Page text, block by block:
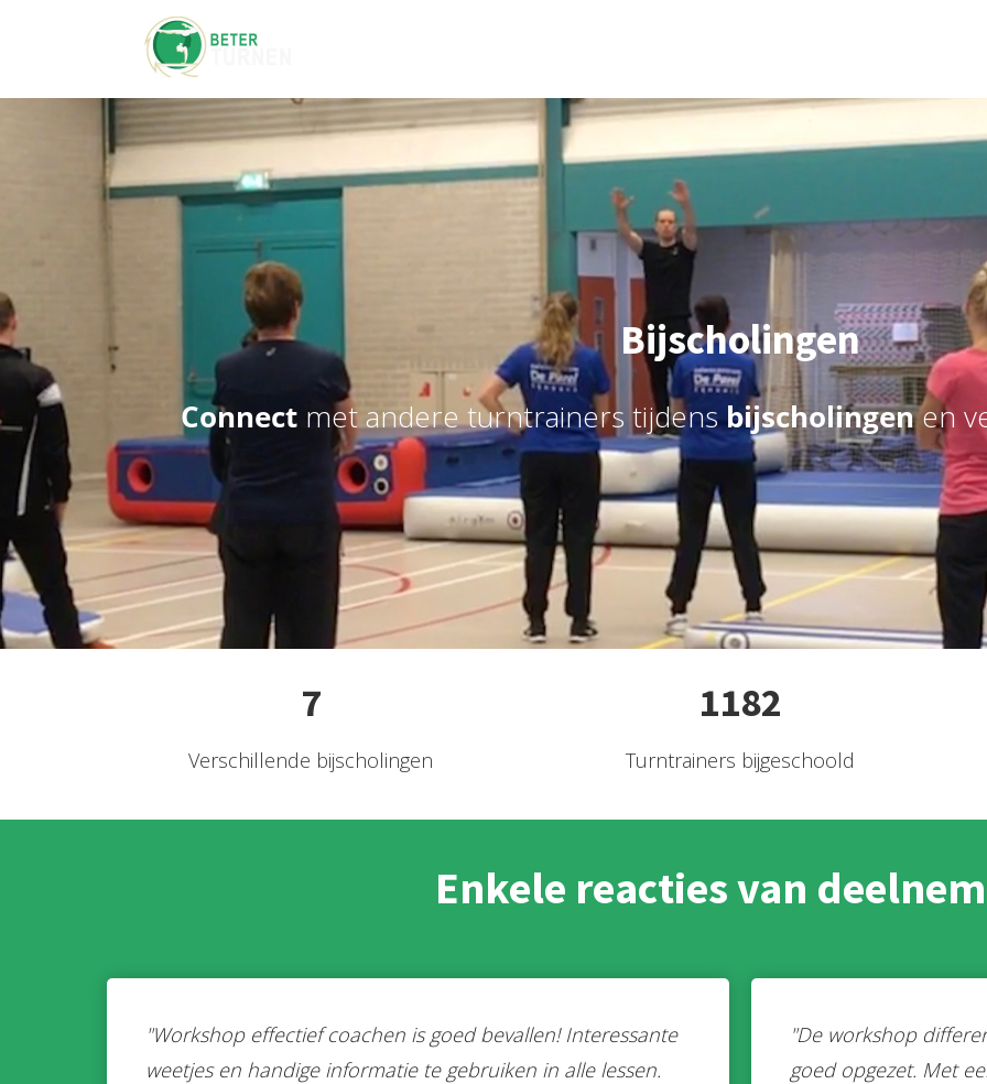
Bijscholingen
Connectmet andere turntrainers tijdensbijscholingenen
7
Verschillende bijscholingen
1182
Turntrainers bijgeschoold
Enkele reacties van
"Workshop effectief coachen is goed bevallen! Interessante
weetjes en handige informatie te gebruiken in alle lessen.
"De workshop
goed opgezet. Met